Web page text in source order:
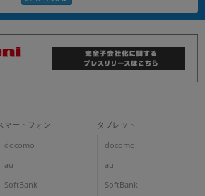
マートフォン
docomo
au
SoftBank
タブレット
docomo
au
SoftBank